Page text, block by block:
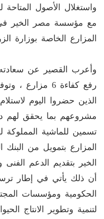
واستغلال الأصول المتاحة
مع مؤسسة مصر الخير في
المزارع الخاصة بوزارة
وأعرب القصير عن سعادته
الذين حضروا اليوم
مشروعهم بما يحقق
تسمين للماشية المملوكة
المزارع بتمويل من
الخير بتقديم الدعم الفنى
أن ذلك يأتي في إطار
الحكومية ومؤسسات
لتنمية وتطوير الانتاج